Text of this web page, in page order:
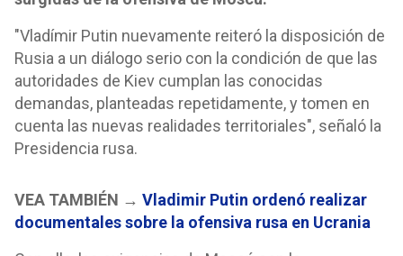
"Vladímir Putin nuevamente reiteró la disposición de
Rusia a un diálogo serio con la condición de que las
autoridades de Kiev cumplan las conocidas
demandas, planteadas repetidamente, y tomen en
cuenta las nuevas realidades territoriales", señaló la
Presidencia rusa.
VEA TAMBIÉN → Vladimir Putin ordenó realizar
documentales sobre la ofensiva rusa en Ucrania